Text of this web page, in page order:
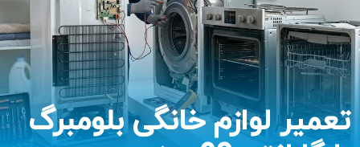
تعمیر لوازم خانگی بلومبرگ